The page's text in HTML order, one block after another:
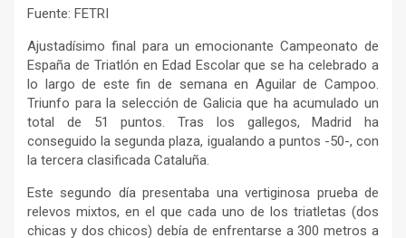
Fuente: FETRI
Ajustadísimo final para un emocionante Campeonato de
España de Triatlón en Edad Escolar que se ha celebrado a
lo largo de este fin de semana en Aguilar de Campoo.
Triunfo para la selección de Galicia que ha acumulado un
total de 51 puntos. Tras los gallegos, Madrid ha
conseguido la segunda plaza, igualando a puntos -50-, con
la tercera clasificada Cataluña.
Este segundo día presentaba una vertiginosa prueba de
relevos mixtos, en el que cada uno de los triatletas (dos
chicas y dos chicos) debía de enfrentarse a 300 metros a